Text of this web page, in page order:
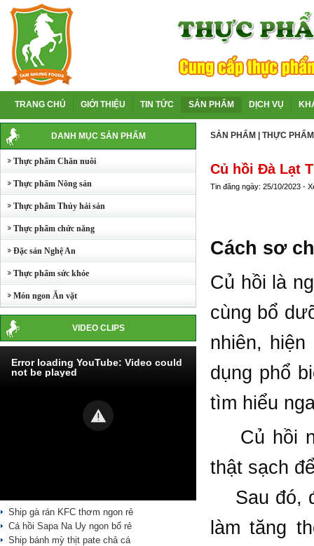
TRANG CHỦ GIỚI THIỆU TIN TỨC SẢN PHẨM DỊCH VỤ
DANH MỤC SẢN PHẨM
Thực phẩm Chăn nuôi
Thực phẩm Nông sản
Thực phẩm Thủy hải sản
Thực phẩm chức năng
Đặc sản Nghệ An
Thực phẩm sức khỏe
Món ngon Ăn vặt
VIDEO CLIPS
Error loading YouTube: Video could
not be played
Ship gà rán KFC thơm ngon rẻ
Cá hồi Sapa Na Uy ngon bổ rẻ
Ship bánh mỳ thịt pate chả cá
SẢN PHẨM THỰC
Củ hồi Đà Lạt
Tin đăng ngày: 25/10/2023 -
Cách sơ
Củ hồi là
cùng bổ
nhiên,
dụng phổ
tìm hiểu
Củ hồi
thật sạch
Sau đó,
làm tăng